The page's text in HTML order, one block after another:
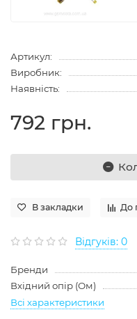
Артикул:
Виробник:
Наявність:
792 грн.
В закладки До
Відгуків: 0
Бренди
Вхідний опір (Ом)
Всі характеристики